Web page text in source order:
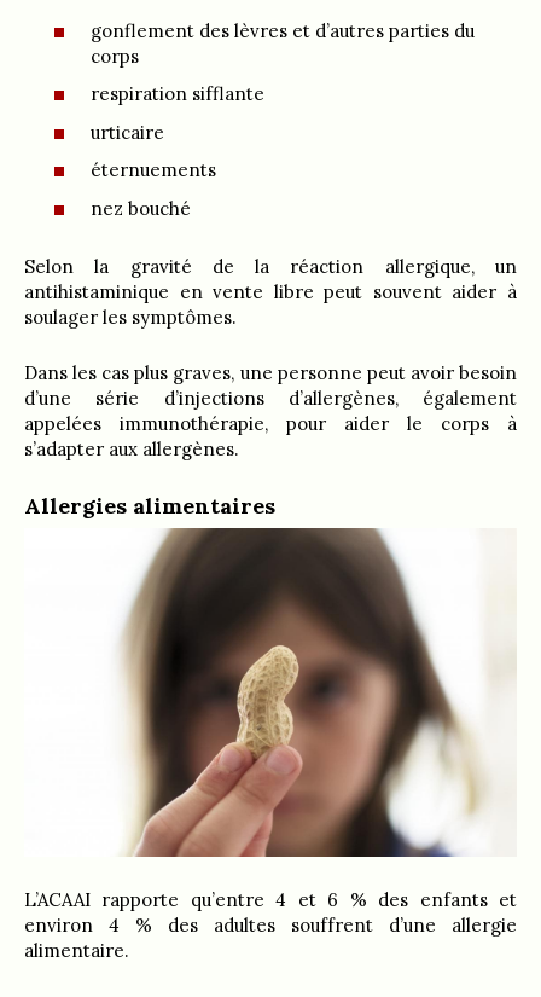
gonflement des lèvres et d’autres parties du
corps
respiration sifflante
urticaire
éternuements
nez bouché
Selon la gravité de la réaction allergique, un
antihistaminique en vente libre peut souvent aider à
soulager les symptômes.
Dans les cas plus graves, une personne peut avoir besoin
d’une série d’injections d’allergènes, également
appelées immunothérapie, pour aider le corps à
s’adapter aux allergènes.
Allergies alimentaires
L’ACAAI rapporte qu’entre 4 et 6 % des enfants et
environ 4 % des adultes souffrent d’une allergie
alimentaire.